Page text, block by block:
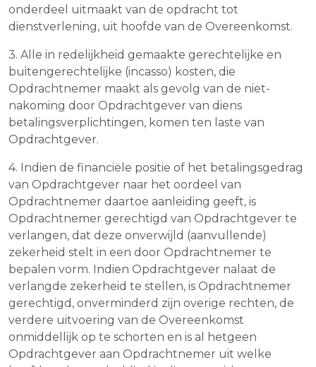
onderdeel uitmaakt van de opdracht tot
dienstverlening, uit hoofde van de Overeenkomst.
3. Alle in redelijkheid gemaakte gerechtelijke en
buitengerechtelijke (incasso) kosten, die
Opdrachtnemer maakt als gevolg van de niet-
nakoming door Opdrachtgever van diens
betalingsverplichtingen, komen ten laste van
Opdrachtgever.
4. Indien de financiële positie of het betalingsgedrag
van Opdrachtgever naar het oordeel van
Opdrachtnemer daartoe aanleiding geeft, is
Opdrachtnemer gerechtigd van Opdrachtgever te
verlangen, dat deze onverwijld (aanvullende)
zekerheid stelt in een door Opdrachtnemer te
bepalen vorm. Indien Opdrachtgever nalaat de
verlangde zekerheid te stellen, is Opdrachtnemer
gerechtigd, onverminderd zijn overige rechten, de
verdere uitvoering van de Overeenkomst
onmiddellijk op te schorten en is al hetgeen
Opdrachtgever aan Opdrachtnemer uit welke